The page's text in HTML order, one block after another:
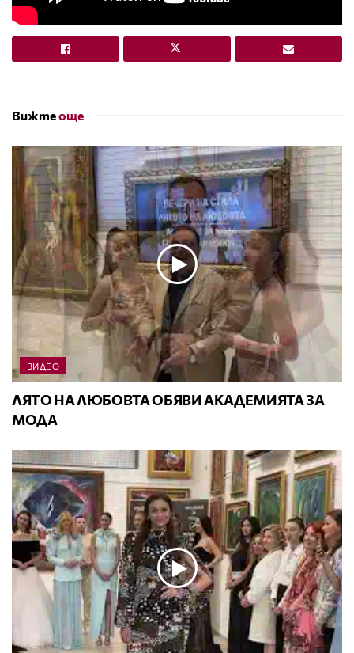
Вижтеоще
ВИДЕО
ЛЯТО НА ЛЮБОВТА ОБЯВИ АКАДЕМИЯТА ЗА
МОДА